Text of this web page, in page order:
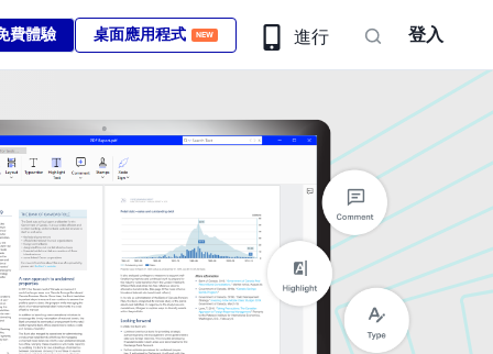
費體驗 桌面應用程式 NEW 進行 登入